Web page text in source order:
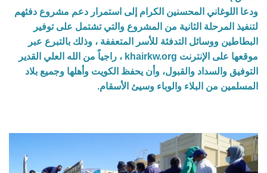
ودعا اللوغاني المحسنين الكرام إلى استمرار دعم مشروع دفئهم
لتنفيذ المرحلة الثانية من المشروع والتي تشتمل على توفير
البطاطين ووسائل التدفئة للأسر المتعففة ، وذلك بالتبرع عبر
موقعها على الإنترنت khairkw.org ، راجياً من الله العلي القدير
التوفيق والسداد والقبول، وأن يحفظ الكويت وأهلها وجميع بلاد
المسلمين من البلاء والوباء وسيئ الأسقام.